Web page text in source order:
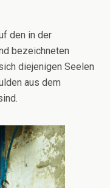
den in der
bezeichneten
diejenigen Seelen
aus dem